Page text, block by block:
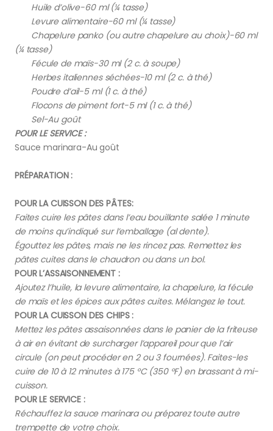
Huile d’olive-60 ml (¼ tasse)
Levure alimentaire-60 ml (¼ tasse)
Chapelure panko (ou autre chapelure au choix)-60 ml
(¼ tasse)
Fécule de maïs-30 ml (2 c. à soupe)
Herbes italiennes séchées-10 ml (2 c. à thé)
Poudre d’ail-5 ml (1 c. à thé)
Flocons de piment fort-5 ml (1 c. à thé)
Sel-Au goût
POUR LE SERVICE :
Sauce marinara-Au goût
PRÉPARATION :
POUR LA CUISSON DES PÂTES:
Faites cuire les pâtes dans l’eau bouillante salée 1 minute
de moins qu’indiqué sur l’emballage (al dente).
Égouttez les pâtes, mais ne les rincez pas. Remettez les
pâtes cuites dans le chaudron ou dans un bol.
POUR L’ASSAISONNEMENT :
Ajoutez l’huile, la levure alimentaire, la chapelure, la fécule
de maïs et les épices aux pâtes cuites. Mélangez le tout.
POUR LA CUISSON DES CHIPS :
Mettez les pâtes assaisonnées dans le panier de la friteuse
à air en évitant de surcharger l’appareil pour que l’air
circule (on peut procéder en 2 ou 3 fournées). Faites-les
cuire de 10 à 12 minutes à 175 °C (350 °F) en brassant à mi-
cuisson.
POUR LE SERVICE :
Réchauffez la sauce marinara ou préparez toute autre
trempette de votre choix.